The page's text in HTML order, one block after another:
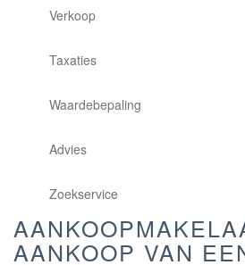
Verkoop
Taxaties
Waardebepaling
Advies
Zoekservice
AANKOOP VAN